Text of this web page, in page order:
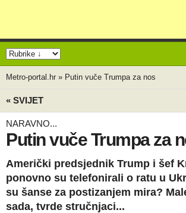
Metro-portal.hr » Putin vuče Trumpa za nos
« SVIJET
NARAVNO...
Putin vuče Trumpa za
Američki predsjednik Trump i šef
ponovno su telefonirali o ratu u
su šanse za postizanjem mira?
sada, tvrde stručnjaci...